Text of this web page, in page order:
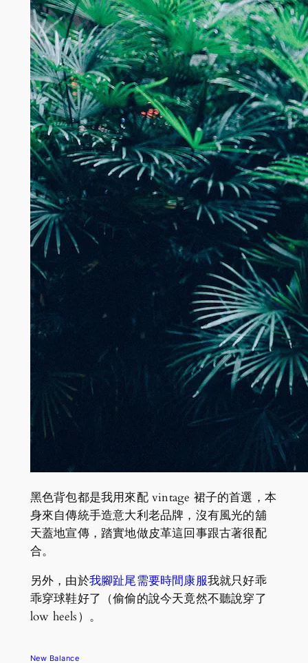
黑色背包都是我用來配 vintage 裙子的首選，本
身來自傳統手造意大利老品牌，沒有風光的舖
天蓋地宣傳，踏實地做皮革這回事跟古著很配
合。
另外，由於我腳趾尾需要時間康服我就只好乖
乖穿球鞋好了（偷偷的說今天竟然不聽說穿了
low heels）。
New Balance